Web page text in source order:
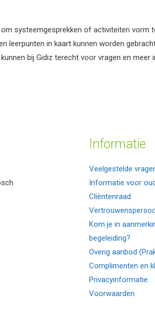
systeemgesprekken of activiteiten vorm
leerpunten in kaart kunnen worden
bij Gidiz terecht voor vragen en meer
Informatie
Veelgestelde
Informatie voor
Cliëntenraad
Kom je in
begeleiding?
Overig aanbod
Complimenten en
Privacyinformatie
Voorwaarden